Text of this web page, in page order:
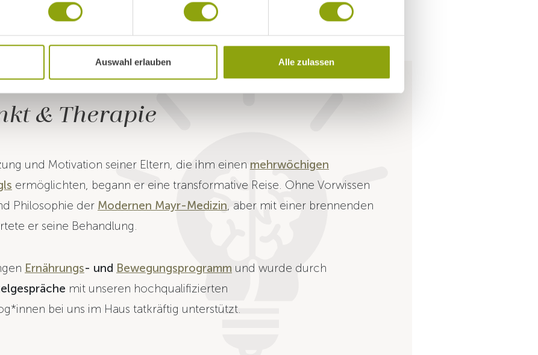
Auswahl erlauben Alle zulassen
& Therapie
und Motivation seiner Eltern, die ihm einen mehrwöchigen
ermöglichten, begann er eine transformative Reise. Ohne Vorwissen
Philosophie der Modernen Mayr-Medizin, aber mit einer brennenden
er seine Behandlung.
Ernährungs- und Bewegungsprogramm und wurde durch
mit unseren hochqualifizierten
bei uns im Haus tatkräftig unterstützt.